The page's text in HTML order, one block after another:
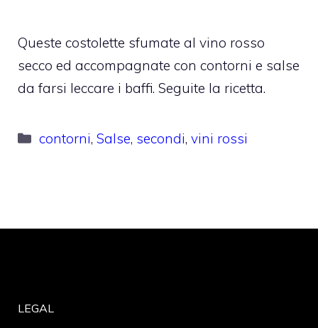
Queste costolette sfumate al vino rosso
secco ed accompagnate con contorni e salse
da farsi leccare i baffi. Seguite la ricetta.
Categorie
contorni,Salse, secondi,vini rossi
LEGAL